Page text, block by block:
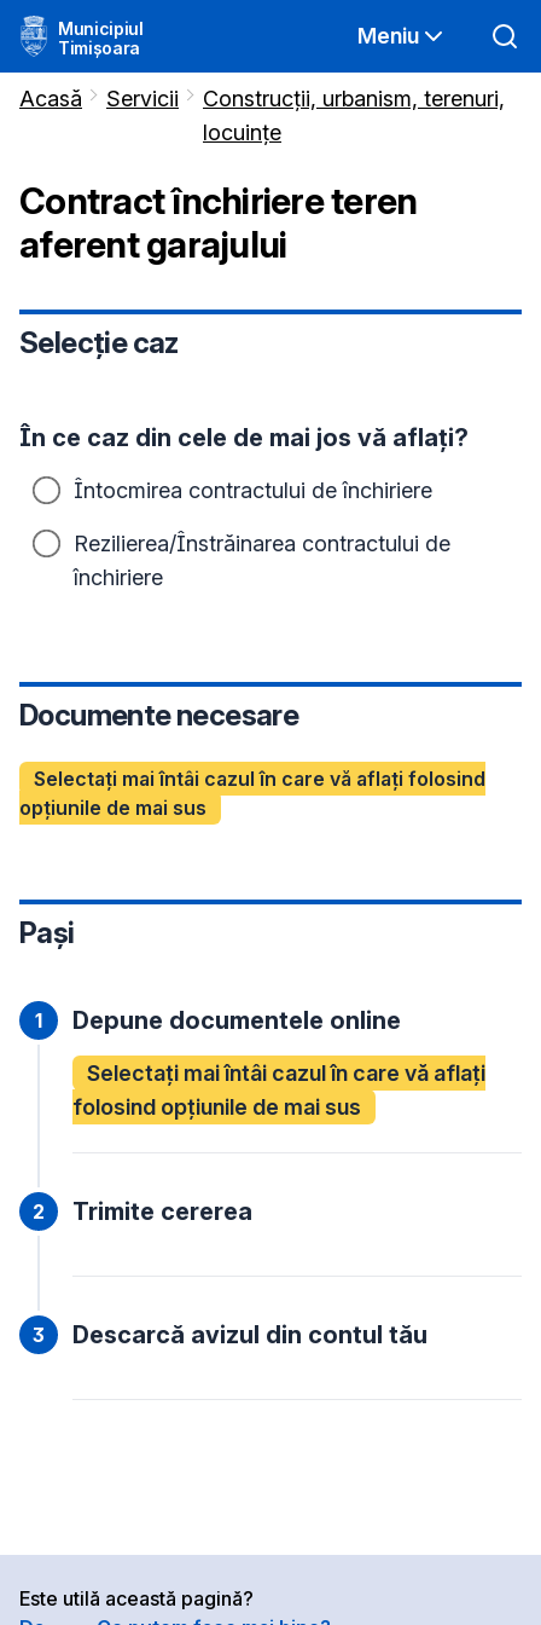
Municipiul
Timișoara
Meniu
Acasă Servicii
Construcții, urbanism, terenuri,
locuințe
Contract închiriere teren
aferent garajului
Selecție caz
În ce caz din cele de mai jos vă aflați?
Întocmirea contractului de închiriere
Rezilierea/Înstrăinarea contractului de
închiriere
Documente necesare
Selectați mai întâi cazul în care vă aflați folosind
opțiunile de mai sus
Pași
Depune documentele online
Selectați mai întâi cazul în care vă aflați
folosind opțiunile de mai sus
Trimite cererea
Descarcă avizul din contul tău
Este utilă această pagină?